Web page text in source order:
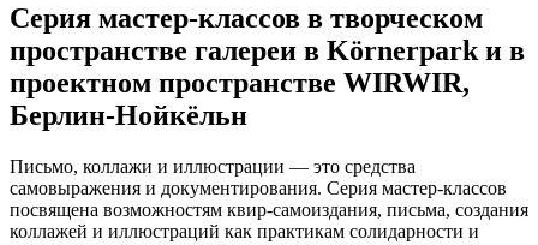
Серия мастер-классов в творческом
пространстве галереи в Körnerpark и в
проектном пространстве WIRWIR,
Берлин-Нойкёльн
Письмо, коллажи и иллюстрации — это средства
самовыражения и документирования. Серия мастер-классов
посвящена возможностям квир-самоиздания, письма, создания
коллажей и иллюстраций как практикам солидарности и